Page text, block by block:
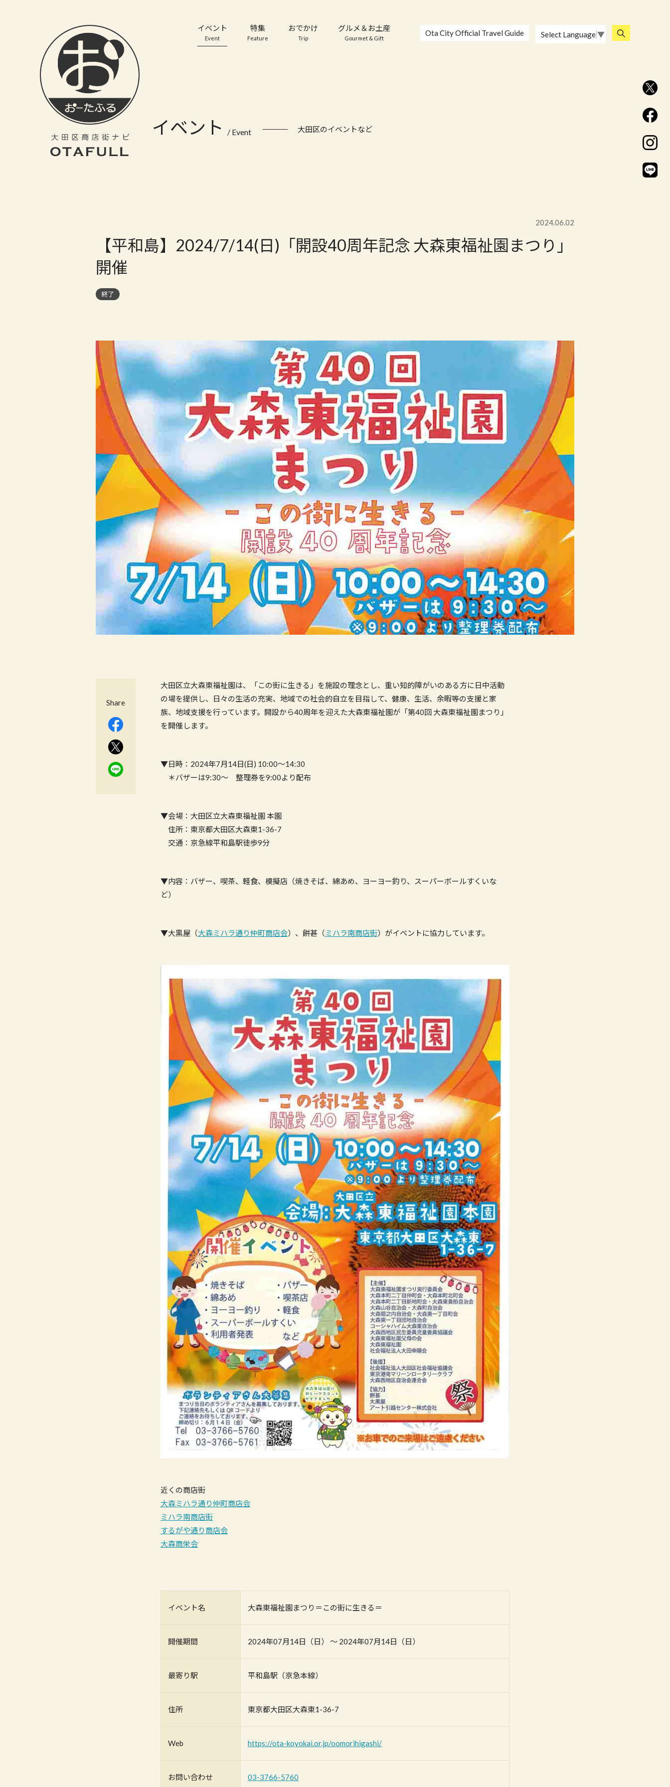
イベント
Event
特集
Feature
おでかけ
Trip
グルメ＆お土産
Gourmet & Gift
Ota City Official Travel Guide Select Language ▼
イベント / Event 大田区のイベントなど
2024.06.02
【平和島】2024/7/14(日)「開設40周年記念 大森東福祉園まつり」
開催
終了
大田区立大森東福祉園は、「この街に生きる」を施設の理念とし、重い知的障がいのある方に日中活動
の場を提供し、日々の生活の充実、地域での社会的自立を目指して、健康、生活、余暇等の支援と家
族、地域支援を行っています。開設から40周年を迎えた大森東福祉園が「第40回 大森東福祉園まつり」
を開催します。
▼日時：2024年7月14日(日) 10:00〜14:30
＊バザーは9:30〜 整理券を9:00より配布
▼会場：大田区立大森東福祉園 本園
住所：東京都大田区大森東1-36-7
交通：京急線平和島駅徒歩9分
▼内容：バザー、喫茶、軽食、模擬店（焼きそば、綿あめ、ヨーヨー釣り、スーパーボールすくいな
ど）
▼大黒屋（大森ミハラ通り仲町商店会）、餅甚（ミハラ南商店街）がイベントに協力しています。
近くの商店街
大森ミハラ通り仲町商店会
ミハラ南商店街
するがや通り商店会
大森商栄会
イベント名 大森東福祉園まつり＝この街に生きる＝
開催期間 2024年07月14日（日） 〜 2024年07月14日（日）
最寄り駅 平和島駅（京急本線）
住所 東京都大田区大森東1-36-7
Web https://ota-koyokai.or.jp/oomorihigashi/
お問い合わせ 03-3766-5760
Share